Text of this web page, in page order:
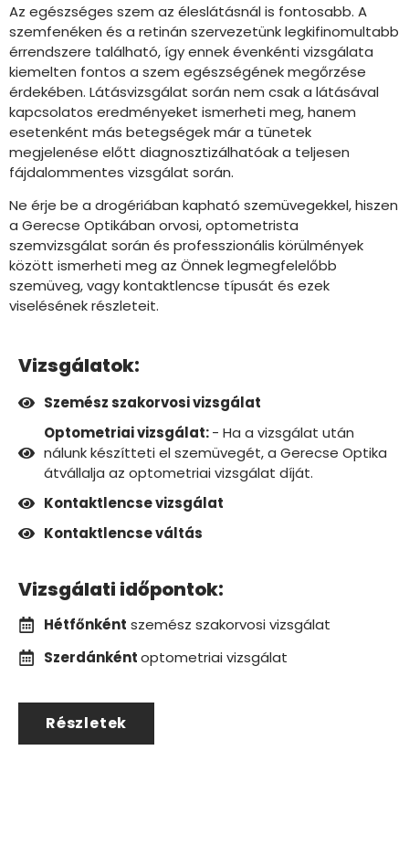
Az egészséges szem az éleslátásnál is fontosabb. A
szemfenéken és a retinán szervezetünk legkifinomultabb
érrendszere található, így ennek évenkénti vizsgálata
kiemelten fontos a szem egészségének megőrzése
érdekében. Látásvizsgálat során nem csak a látásával
kapcsolatos eredményeket ismerheti meg, hanem
esetenként más betegségek már a tünetek
megjelenése előtt diagnosztizálhatóak a teljesen
fájdalommentes vizsgálat során.
Ne érje be a drogériában kapható szemüvegekkel, hiszen
a Gerecse Optikában orvosi, optometrista
szemvizsgálat során és professzionális körülmények
között ismerheti meg az Önnek legmegfelelőbb
szemüveg, vagy kontaktlencse típusát és ezek
viselésének részleteit.
Vizsgálatok:
Szemész szakorvosi vizsgálat
Optometriai vizsgálat:- Ha a vizsgálat után
nálunk készítteti el szemüvegét, a Gerecse Optika
átvállalja az optometriai vizsgálat díját.
Kontaktlencse vizsgálat
Kontaktlencse váltás
Vizsgálati időpontok:
Hétfőnként szemész szakorvosi vizsgálat
Szerdánkéntoptometriai vizsgálat
Részletek